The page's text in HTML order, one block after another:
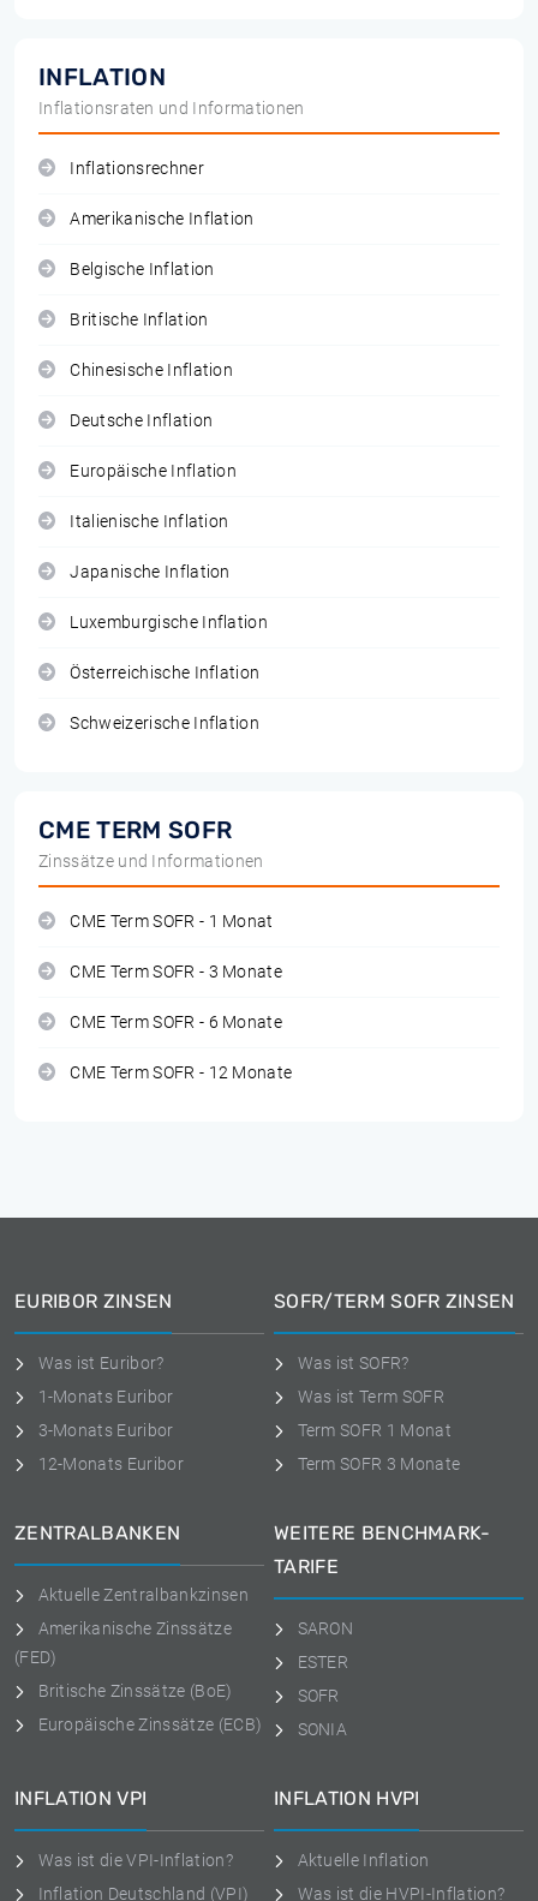
INFLATION
Inflationsraten und Informationen
Inflationsrechner
Amerikanische Inflation
Belgische Inflation
Britische Inflation
Chinesische Inflation
Deutsche Inflation
Europäische Inflation
Italienische Inflation
Japanische Inflation
Luxemburgische Inflation
Österreichische Inflation
Schweizerische Inflation
CME TERM SOFR
Zinssätze und Informationen
CME Term SOFR - 1 Monat
CME Term SOFR - 3 Monate
CME Term SOFR - 6 Monate
CME Term SOFR - 12 Monate
EURIBOR ZINSEN
Was ist Euribor?
1-Monats Euribor
3-Monats Euribor
12-Monats Euribor
SOFR/TERM SOFR ZINSEN
Was ist SOFR?
Was ist Term SOFR
Term SOFR 1 Monat
Term SOFR 3 Monate
ZENTRALBANKEN
Aktuelle Zentralbankzinsen
Amerikanische Zinssätze
(FED)
Britische Zinssätze (BoE)
Europäische Zinssätze (ECB)
WEITERE BENCHMARK-
TARIFE
SARON
ESTER
SOFR
SONIA
INFLATION VPI
Was ist die VPI-Inflation?
Inflation Deutschland (VPI)
INFLATION HVPI
Aktuelle Inflation
Was ist die HVPI-Inflation?